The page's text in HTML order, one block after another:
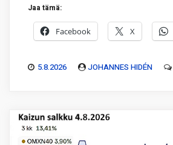
Jaa tämä:
Facebook X
5.8.2026 JOHANNES HIDÉN